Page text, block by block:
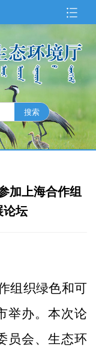
加上海合作组
论坛
组织绿色和可
举办。本次论
员会、生态环